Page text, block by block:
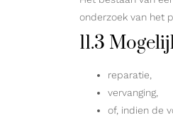
onderzoek van het
11.3
reparatie,
vervanging,
of, indien de